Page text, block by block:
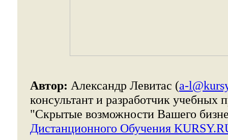
Автор: Александр Левитас (a-
консультант и разработчик учебных
"Скрытые возможности Вашего
Дистанционного Обучения